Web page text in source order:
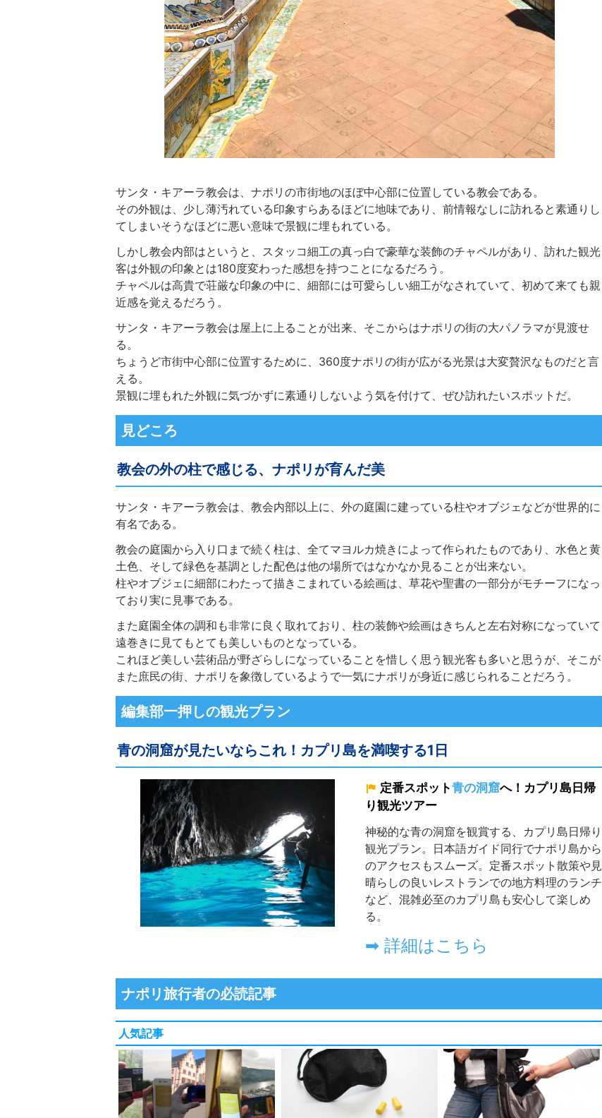
サンタ・キアーラ教会は、ナポリの市街地のほぼ中心部に位置している教会である。
その外観は、少し薄汚れている印象すらあるほどに地味であり、前情報なしに訪れると素通りし
てしまいそうなほどに悪い意味で景観に埋もれている。
しかし教会内部はというと、スタッコ細工の真っ白で豪華な装飾のチャペルがあり、訪れた観光
客は外観の印象とは180度変わった感想を持つことになるだろう。
チャペルは高貴で荘厳な印象の中に、細部には可愛らしい細工がなされていて、初めて来ても親
近感を覚えるだろう。
サンタ・キアーラ教会は屋上に上ることが出来、そこからはナポリの街の大パノラマが見渡せ
る。
ちょうど市街中心部に位置するために、360度ナポリの街が広がる光景は大変贅沢なものだと言
える。
景観に埋もれた外観に気づかずに素通りしないよう気を付けて、ぜひ訪れたいスポットだ。
見どころ
教会の外の柱で感じる、ナポリが育んだ美
サンタ・キアーラ教会は、教会内部以上に、外の庭園に建っている柱やオブジェなどが世界的に
有名である。
教会の庭園から入り口まで続く柱は、全てマヨルカ焼きによって作られたものであり、水色と黄
土色、そして緑色を基調とした配色は他の場所ではなかなか見ることが出来ない。
柱やオブジェに細部にわたって描きこまれている絵画は、草花や聖書の一部分がモチーフになっ
ており実に見事である。
また庭園全体の調和も非常に良く取れており、柱の装飾や絵画はきちんと左右対称になっていて
遠巻きに見てもとても美しいものとなっている。
これほど美しい芸術品が野ざらしになっていることを惜しく思う観光客も多いと思うが、そこが
また庶民の街、ナポリを象徴しているようで一気にナポリが身近に感じられることだろう。
編集部一押しの観光プラン
青の洞窟が見たいならこれ！カプリ島を満喫する1日
定番スポット青の洞窟へ！カプリ島日帰
り観光ツアー
神秘的な青の洞窟を観賞する、カプリ島日帰り
観光プラン。日本語ガイド同行でナポリ島から
のアクセスもスムーズ。定番スポット散策や見
晴らしの良いレストランでの地方料理のランチ
など、混雑必至のカプリ島も安心して楽しめ
る。
➡ 詳細はこちら
ナポリ旅行者の必読記事
人気記事